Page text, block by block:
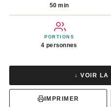
50 min
PORTIONS
4 personnes
↓ VOIR LA
IMPRIMER